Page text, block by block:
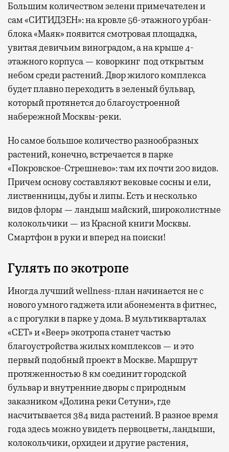
Большим количеством зелени примечателен и
сам «СИТИДЗЕН»: на кровле 56-этажного урбан-
блока «Маяк» появится смотровая площадка,
увитая девичьим виноградом, а на крыше 4-
этажного корпуса — коворкинг под открытым
небом среди растений. Двор жилого комплекса
будет плавно переходить в зеленый бульвар,
который протянется до благоустроенной
набережной Москвы-реки.
Но самое большое количество разнообразных
растений, конечно, встречается в парке
«Покровское-Стрешнево»: там ихпочти 200 видов.
Причем основу составляют вековые сосны и ели,
лиственницы, дубы и липы. Есть и несколько
видов флоры — ландыш майский, широколистные
колокольчики — из Красной книги Москвы.
Смартфон в руки и вперед на поиски!
Гулять по экотропе
Иногда лучший wellness-план начинается не с
нового умного гаджета или абонемента в фитнес,
а с прогулки в парке у дома. В мультикварталах
«СЕТ» и «Веер» экотропа станет частью
благоустройства жилых комплексов — и это
первый подобный проект в Москве. Маршрут
протяженностью 8 км соединит городской
бульвар и внутренние дворы с природным
заказником «Долина реки Сетуни», где
насчитывается 384 вида растений. В разное время
года здесь можно увидеть первоцветы, ландыши,
колокольчики, орхидеи и другие растения,